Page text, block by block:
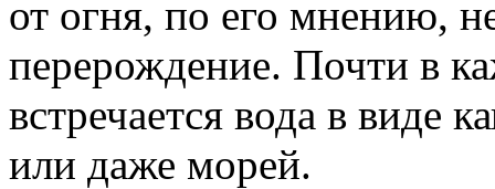
от огня, по его мнению,
перерождение. Почти в
встречается вода в виде
или даже морей.